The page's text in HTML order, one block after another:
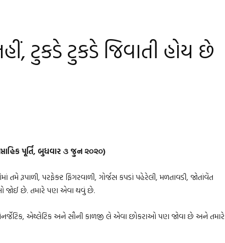
ટુકડે ટુકડે જિવાતી હોય છે
પૂર્તિ, બુધવાર ૩ જુન ૨૦૨૦)
તમે રૂપાળી, પરફેક્ટ ફિગરવાળી, ગોર્જસ કપડાં પહેરેલી, મળતાવડી, જોતાંવેંત
જોઈ છે. તમારે પણ એવા થવું છે.
એથ્લેટિક અને સૌની કાળજી લે એવા છોકરાઓ પણ જોવા છે અને